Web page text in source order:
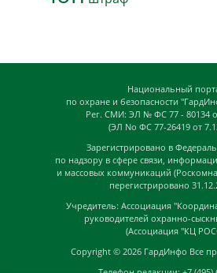
Национальный
по охране и безопасности
Рег. СМИ: ЭЛ № ФС 77 - 80134
(ЭЛ No ФС 77-26419 от
Зарегистрировано в
по надзору в сфере связи,
и массовых коммуникаций
перегистрировано
Учредитель: Ассоциация
руководителей охранно-
(Ассоциация "КЦ
Copyright © 2026 ГардИнфо Все